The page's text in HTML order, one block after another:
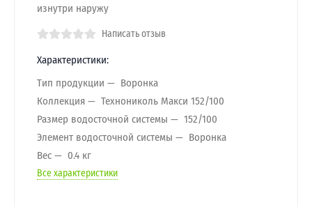
изнутри наружу
Написать отзыв
Характеристики:
Тип продукции
Воронка
Коллекция
Технониколь Макси 152/100
Размер водосточной системы
152/100
Элемент водосточной системы
Воронка
Вес
0.4 кг
Все характеристики